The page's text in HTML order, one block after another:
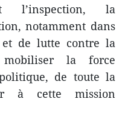
l’inspection, la
notamment dans
de lutte contre la
la force
de toute la
à cette mission